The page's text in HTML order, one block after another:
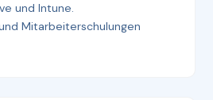
und Intune.
Mitarbeiterschulungen